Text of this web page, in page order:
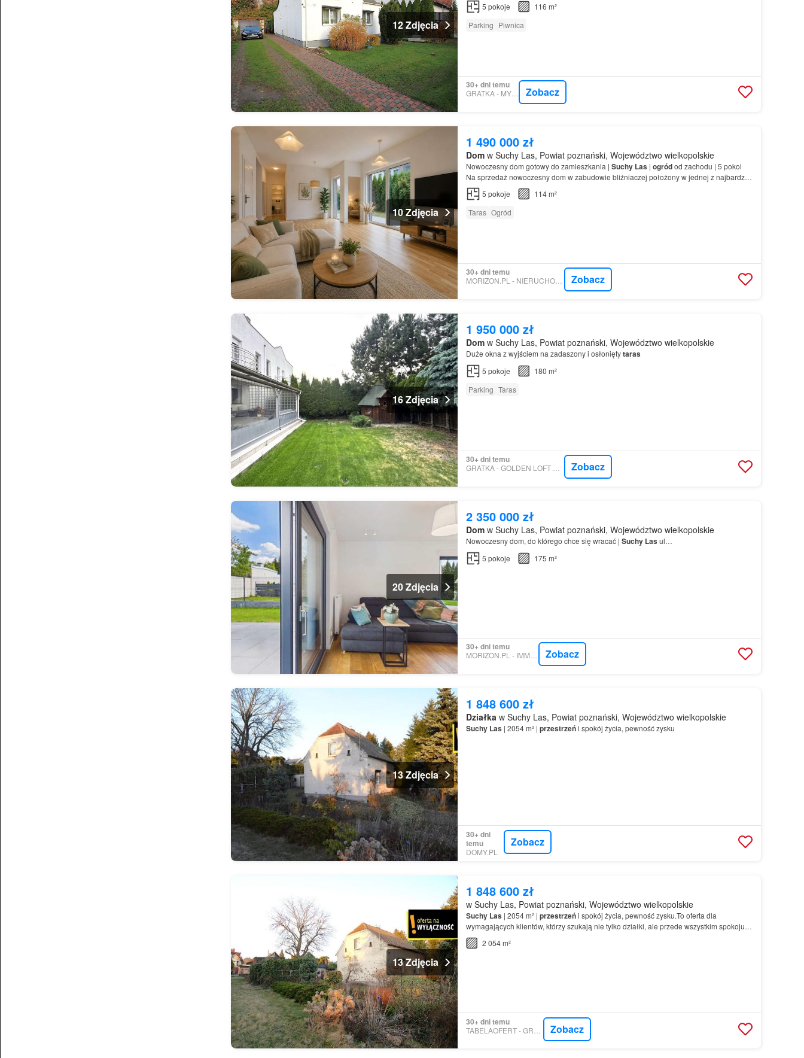
12 Zdjęcia
5 pokoje
116 m²
Parking Piwnica
30+ dni temu
GRATKA - MYSPOT Zobacz
10 Zdjęcia
1 490 000 zł
Domw Suchy Las, Powiat poznański, Województwo wielkopolskie
Nowoczesny dom gotowy do zamieszkania | Suchy Las | ogródod zachodu | 5 pokoi
Na sprzedaż nowoczesny dom w zabudowie bliźniaczej położony w jednej z najbardziej
Najważniejsze atuty nieruchomości ✔ dom wykończony `pod klucz`…
5 pokoje
114 m²
Taras Ogród
30+ dni temu
MORIZON.PL - NIERUCHOMOŚCI KWADRAT Zobacz
16 Zdjęcia
1 950 000 zł
Domw Suchy Las, Powiat poznański, Województwo wielkopolskie
Duże okna z wyjściem na zadaszony i osłoniętytaras
5 pokoje
180 m²
Parking Taras
30+ dni temu
Zobacz
20 Zdjęcia
2 350 000 zł
Domw Suchy Las, Powiat poznański, Województwo wielkopolskie
Nowoczesny dom, do którego chce się wracać | Suchy Las ul…
5 pokoje 175 m²
30+ dni temu
Zobacz
13 Zdjęcia
1 848 600 zł
Działka w Suchy Las, Powiat poznański, Województwo wielkopolskie
Suchy Las | 2054 m² | przestrzeńi spokój życia, pewność zysku
30+ dni
temu
DOMY.PL
Zobacz
13 Zdjęcia
1 848 600 zł
w Suchy Las, Powiat poznański, Województwo wielkopolskie
Suchy Las | 2054 m² | przestrzeńi spokój życia, pewność zysku.To oferta dla
wymagających klientów, którzy szukają nie tylko działki, ale przede wszystkim spokoju i
inwestycyjnego zysku.W sercu Suchego Lasu, w otoczeniu ziele…
2 054 m²
30+ dni temu
Zobacz